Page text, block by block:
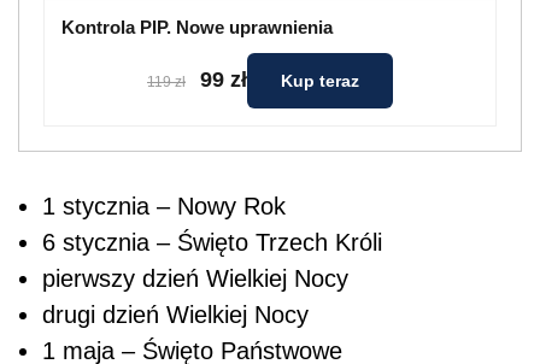
Kontrola PIP. Nowe uprawnienia
119 zł 99 zł Kup teraz
1 stycznia – Nowy Rok
6 stycznia – Święto Trzech Króli
pierwszy dzień Wielkiej Nocy
drugi dzień Wielkiej Nocy
1 maja – Święto Państwowe